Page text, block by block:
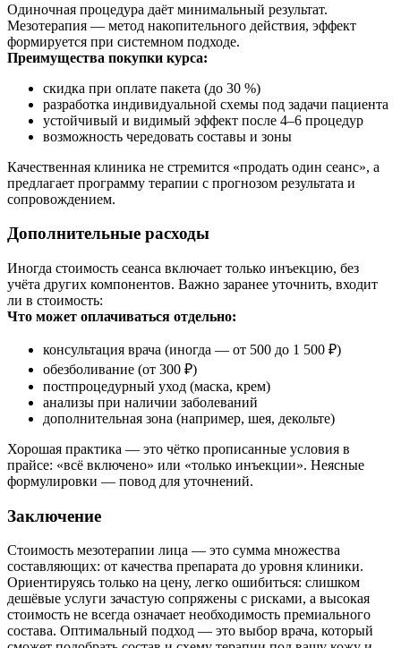
Одиночная процедура даёт минимальный результат.
Мезотерапия — метод накопительного действия, эффект
формируется при системном подходе.
Преимущества покупки курса:
скидка при оплате пакета (до 30 %)
разработка индивидуальной схемы под задачи пациента
устойчивый и видимый эффект после 4–6 процедур
возможность чередовать составы и зоны
Качественная клиника не стремится «продать один сеанс», а
предлагает программу терапии с прогнозом результата и
сопровождением.
Дополнительные расходы
Иногда стоимость сеанса включает только инъекцию, без
учёта других компонентов. Важно заранее уточнить, входит
ли в стоимость:
Что может оплачиваться отдельно:
консультация врача (иногда — от 500 до 1 500 ₽)
обезболивание (от 300 ₽)
постпроцедурный уход (маска, крем)
анализы при наличии заболеваний
дополнительная зона (например, шея, декольте)
Хорошая практика — это чётко прописанные условия в
прайсе: «всё включено» или «только инъекции». Неясные
формулировки — повод для уточнений.
Заключение
Стоимость мезотерапии лица — это сумма множества
составляющих: от качества препарата до уровня клиники.
Ориентируясь только на цену, легко ошибиться: слишком
дешёвые услуги зачастую сопряжены с рисками, а высокая
стоимость не всегда означает необходимость премиального
состава. Оптимальный подход — это выбор врача, который